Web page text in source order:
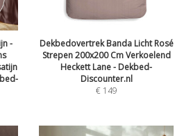
-
Dekbedovertrek Banda Licht Rosé
Strepen 200x200 Cm Verkoelend
Heckett Lane - Dekbed-
Discounter.nl
€ 149